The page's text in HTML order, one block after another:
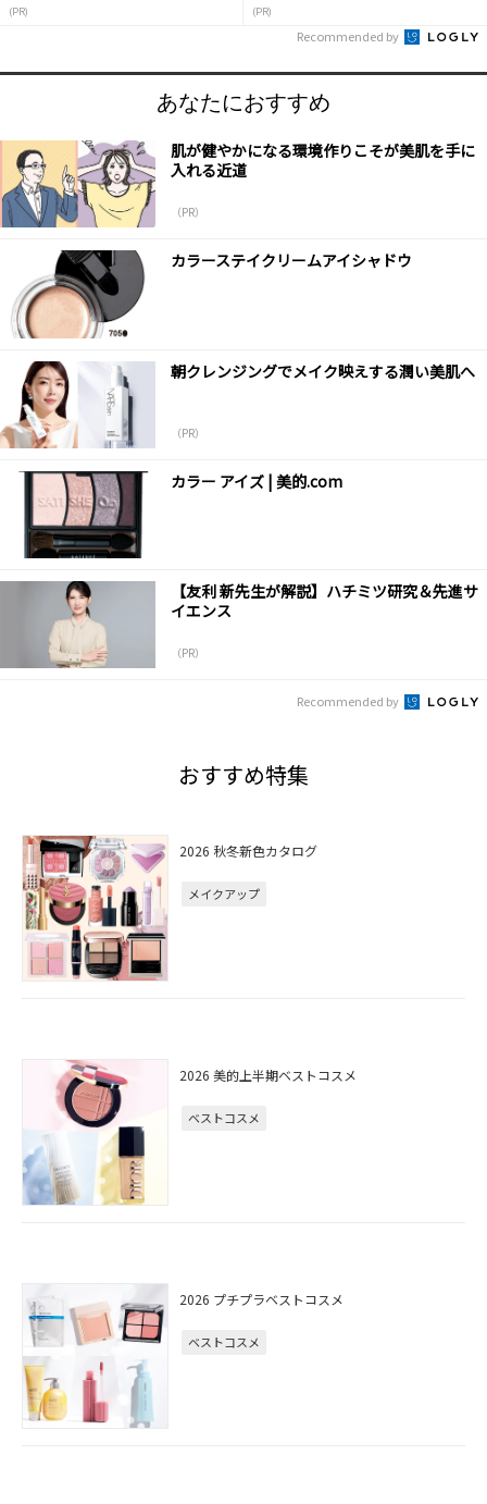
(PR) (PR)
Recommended by
あなたにおすすめ
肌が健やかになる環境作りこそが美肌を手に
入れる近道
（PR）
カラーステイクリームアイシャドウ
朝クレンジングでメイク映えする潤い美肌へ
（PR）
カラー アイズ | 美的.com
【友利 新先生が解説】ハチミツ研究＆先進サ
イエンス
（PR）
Recommended by
おすすめ特集
2026 秋冬新色カタログ
メイクアップ
2026 美的上半期ベストコスメ
ベストコスメ
2026 プチプラベストコスメ
ベストコスメ